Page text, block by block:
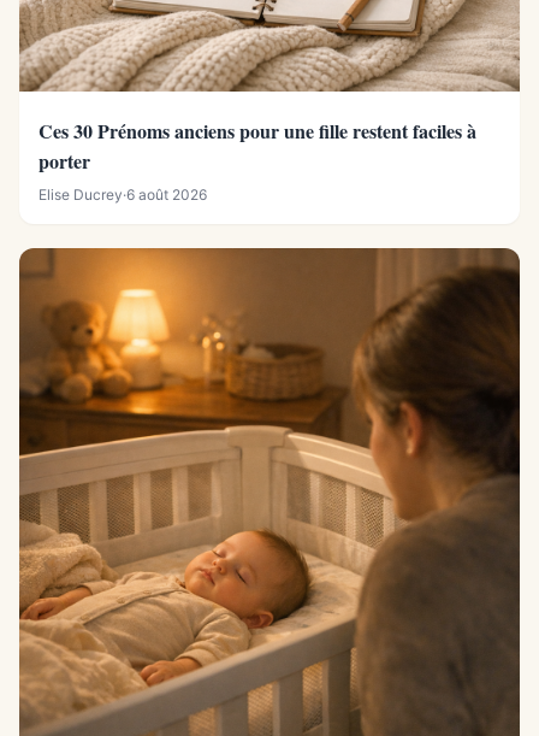
Ces 30 Prénoms anciens pour une fille restent faciles à
porter
Elise Ducrey·6 août 2026